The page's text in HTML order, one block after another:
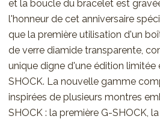
et la boucle du bracelet est
l'honneur de cet anniversaire
que la première utilisation d'un
de verre diamide transparente,
unique digne d'une édition limitée
SHOCK. La nouvelle gamme
inspirées de plusieurs montres
SHOCK : la première G-SHOCK,